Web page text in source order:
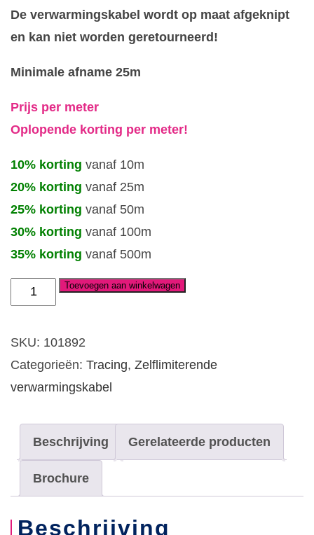
De verwarmingskabel wordt op maat afgeknipt
en kan niet worden geretourneerd!
Minimale afname 25m
Prijs per meter
Oplopende korting per meter!
10% korting vanaf 10m
20% korting vanaf 25m
25% korting vanaf 50m
30% korting vanaf 100m
35% korting vanaf 500m
Zelflimiterende
verwarmingskabel
30
(max
Toevoegen aan winkelwagen
SKU: 101892
Categorieën: Tracing, Zelflimiterende
verwarmingskabel
Beschrijving Gerelateerde producten
Brochure
Beschrijving